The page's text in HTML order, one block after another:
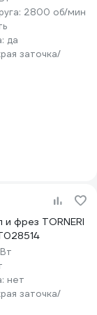
2800 об/мин
да
заточка/
и фрез TORNERI
нет
заточка/